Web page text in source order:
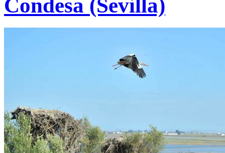
Condesa (Sevilla)